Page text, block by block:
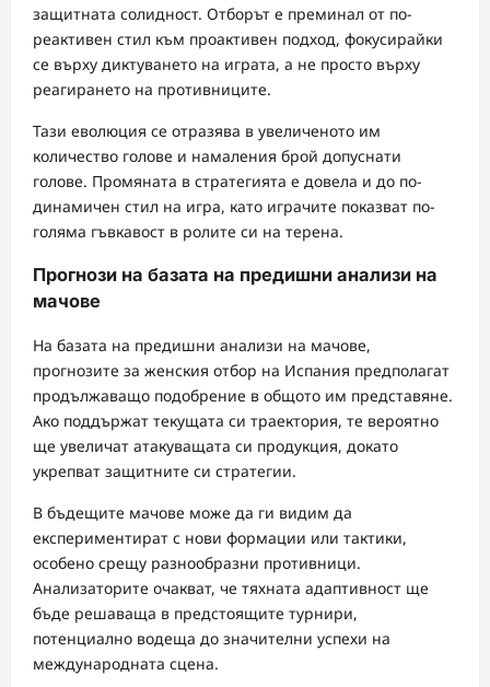
защитната солидност. Отборът е преминал от по-
реактивен стил към проактивен подход, фокусирайки
се върху диктуването на играта, а не просто върху
реагирането на противниците.
Тази еволюция се отразява в увеличеното им
количество голове и намаления брой допуснати
голове. Промяната в стратегията е довела и до по-
динамичен стил на игра, като играчите показват по-
голяма гъвкавост в ролите си на терена.
Прогнози на базата на предишни анализи на
мачове
На базата на предишни анализи на мачове,
прогнозите за женския отбор на Испания предполагат
продължаващо подобрение в общото им представяне.
Ако поддържат текущата си траектория, те вероятно
ще увеличат атакуващата си продукция, докато
укрепват защитните си стратегии.
В бъдещите мачове може да ги видим да
експериментират с нови формации или тактики,
особено срещу разнообразни противници.
Анализаторите очакват, че тяхната адаптивност ще
бъде решаваща в предстоящите турнири,
потенциално водеща до значителни успехи на
международната сцена.